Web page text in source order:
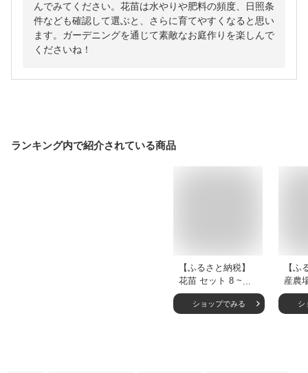
んでみてください。花苗は水やりや肥料の頻度、日照条
件なども確認して選ぶと、さらに育てやすくなると思い
ます。ガーデニングを通じて素敵なお庭作りを楽しんで
くださいね！
ランキング内で紹介されている商品
【ふるさと納税】
花苗 セット 8 ~ 10
ポット ガーデニン
グ 寄せ植え 季節の
ショップでみる
【ふ
産農
花苗
セッ
シ